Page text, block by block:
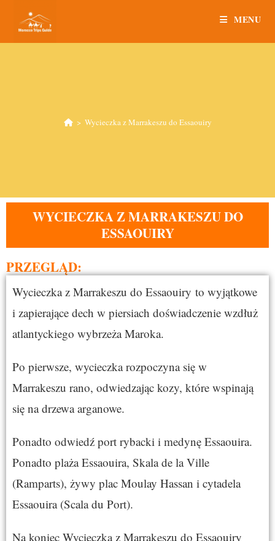
MENU
> Wycieczka z Marrakeszu do Essaouiry
WYCIECZKA Z MARRAKESZU DO
ESSAOUIRY
PRZEGLĄD:
Wycieczka z Marrakeszu do Essaouiry to wyjątkowe
i zapierające dech w piersiach doświadczenie wzdłuż
atlantyckiego wybrzeża Maroka.
Po pierwsze, wycieczka rozpoczyna się w
Marrakeszu rano, odwiedzając kozy, które wspinają
się na drzewa arganowe.
Ponadto odwiedź port rybacki i medynę Essaouira.
Ponadto plaża Essaouira, Skala de la Ville
(Ramparts), żywy plac Moulay Hassan i cytadela
Essaouira (Scala du Port).
Na koniec Wycieczka z Marrakeszu do Essaouiry